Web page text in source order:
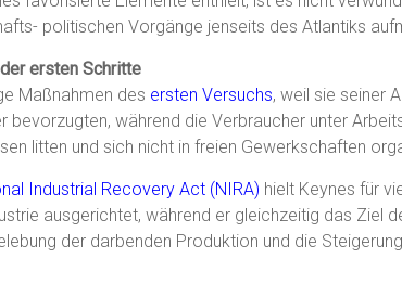
politischen Vorgänge jenseits des Atlantiks
ersten Schritte
Maßnahmen des ersten Versuchs, weil sie seiner
bevorzugten, während die Verbraucher unter
litten und sich nicht in freien Gewerkschaften
Industrial Recovery Act (NIRA) hielt Keynes für
ausgerichtet, während er gleichzeitig das Ziel
der darbenden Produktion und die